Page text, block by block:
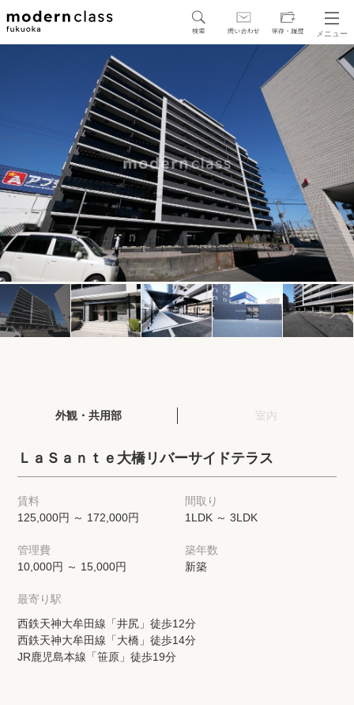
メニュー
地図から探す 駅・路線から探す
区から探す
人気エリアから探す
アクセスランキング
保存した検索条件
店舗・スタッフ紹介
希望条件を伝えてプロに探してもらう
来店予約
各種お問い合わせ
高級賃貸物件コラム
外観・共用部 室内
ＬａＳａｎｔｅ大橋リバーサイドテラス
賃料
125,000円 ～ 172,000円
間取り
1LDK ～ 3LDK
管理費
10,000円 ～ 15,000円
築年数
新築
最寄り駅
西鉄天神大牟田線「井尻」徒歩12分
西鉄天神大牟田線「大橋」徒歩14分
JR鹿児島本線「笹原」徒歩19分